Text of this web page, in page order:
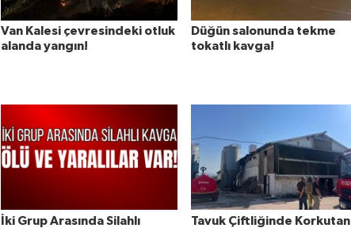
Van Kalesi çevresindeki otluk
alanda yangın!
Düğün salonunda tekme
tokatlı kavga!
İki Grup Arasında Silahlı
Tavuk Çiftliğinde Korkutan